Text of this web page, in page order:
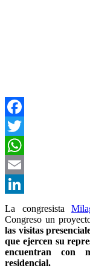
Facebook
Twitter
WhatsApp
Email
LinkedIn
La congresista
Congreso un
las visitas
que ejercen su
encuentran con
residencial.